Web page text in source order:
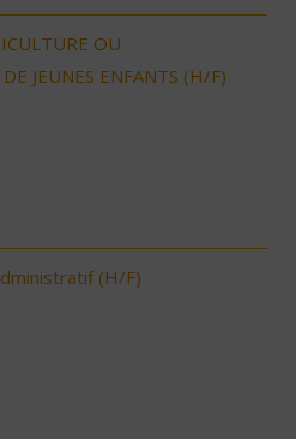
OU
JEUNES ENFANTS (H/F)
(H/F)